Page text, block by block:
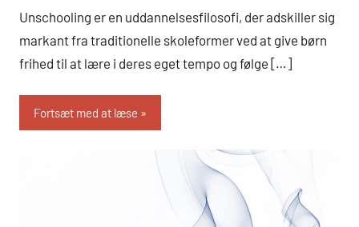
Unschooling er en uddannelsesfilosofi, der adskiller sig
markant fra traditionelle skoleformer ved at give børn
frihed til at lære i deres eget tempo og følge […]
Fortsæt med at læse